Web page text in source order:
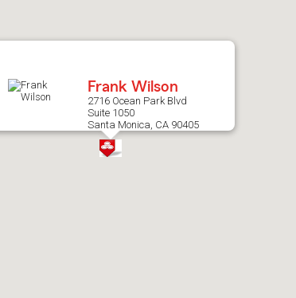
Frank Wilson
2716 Ocean Park Blvd
Suite 1050
Santa Monica, CA 90405